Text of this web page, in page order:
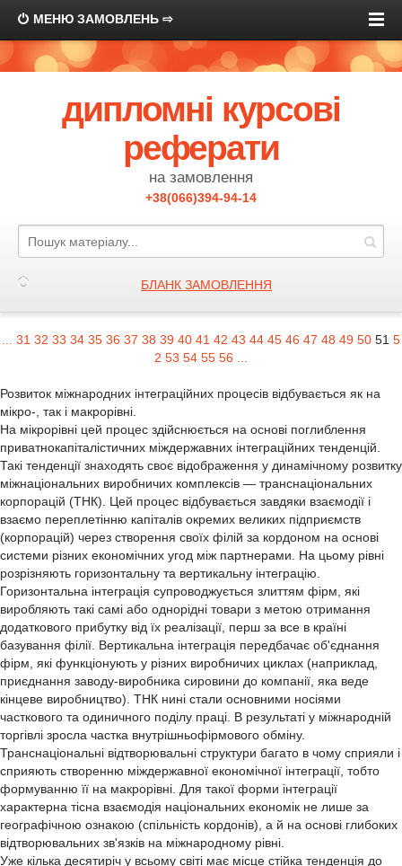
МЕНЮ ЗАМОВЛЕНЬ ⇨
дипломні курсові
реферати
на замовлення
+38(066)394-94-14
БЛАНК ЗАМОВЛЕННЯ
31 32 33 34 35 36 37 38 39 40 41 42 43 44 45 46 47 48 49 50 51 5
2 53 54 55 56
Розвиток міжнародних інтеграційних процесів відбувається як на
мікро-, так і макрорівні.
На мікрорівні цей процес здійснюється на основі поглиблення
приватнокапіталістичних міждержавних інтеграційних тенденцій.
Такі тенденції знаходять своє відображення у динамічному розвитку
міжнаціональних виробничих комплексів — транснаціональних
корпорацій (ТНК). Цей процес відбувається завдяки взаємодії і
взаємо переплетінню капіталів окремих великих підприємств
(корпорацій) через створення своїх філій за кордоном на основі
системи різних економічних угод між партнерами. На цьому рівні
розрізняють горизонтальну та вертикальну інтеграцію.
Горизонтальна інтеграція супроводжується злиттям фірм, які
виробляють такі самі або однорідні товари з метою отримання
додаткового прибутку від їх реалізації, перш за все в країні
базування філії. Вертикальна інтеграція передбачає об'єднання
фірм, які функціонують у різних виробничих циклах (наприклад,
приєднання заводу-виробника сировини до компанії, яка веде
кінцеве виробництво). ТНК нині стали основними носіями
часткового та одиничного поділу праці. В результаті у міжнародній
торгівлі зросла частка внутрішньофірмового обміну.
Транснаціональні відтворювальні структури багато в чому сприяли і
сприяють створенню міждержавної економічної інтеграції, тобто
формуванню її на макрорівні. Для такої форми інтеграції
характерна тісна взаємодія національних економік не лише за
географічною ознакою (спільність кордонів), а й на основі глибоких
відтворювальних зв'язків на міжнародному рівні.
Уже кілька десятиріч у всьому світі має місце стійка тенденція до